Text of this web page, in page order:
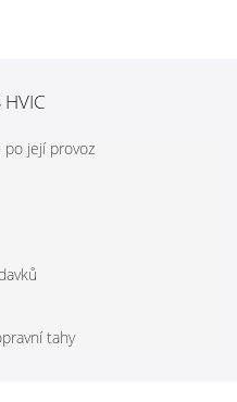
HVIC
po její provoz
tahy